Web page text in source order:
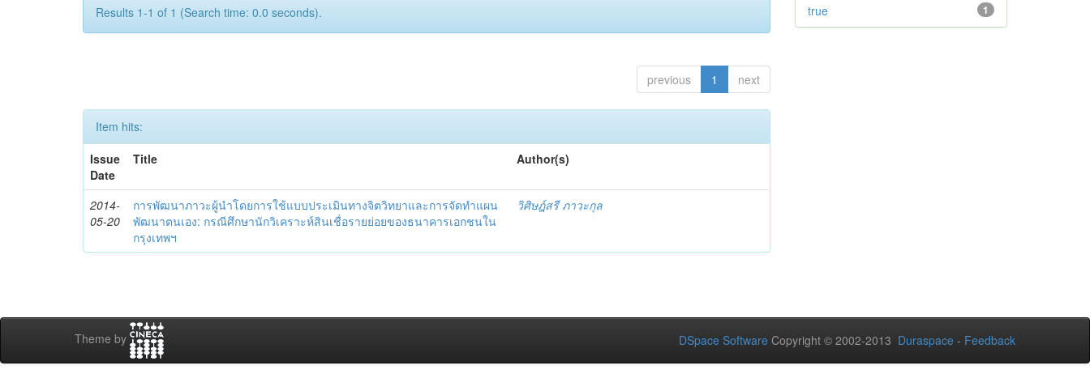
Results 1-1 of 1 (Search time: 0.0 seconds).
previous 1 next
Item hits:
Issue
Date
Title Author(s)
2014-
05-20
การพัฒนาภาวะผู้นำโดยการใช้แบบประเมินทางจิตวิทยาและการจัดทำแผน
พัฒนาตนเอง: กรณีศึกษานักวิเคราะห์สินเชื่อรายย่อยของธนาคารเอกชนใน
กรุงเทพฯ
วิศิษฎ์สรี ภาวะกุล
1
true
Theme by DSpace Software Copyright © 2002-2013 Duraspace - Feedback